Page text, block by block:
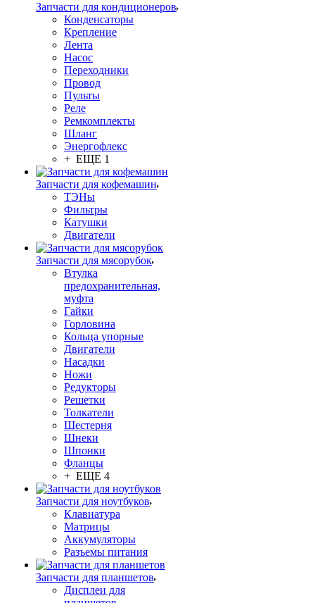
Запчасти для кондиционеров
Конденсаторы
Крепление
Лента
Насос
Переходники
Провод
Пульты
Реле
Ремкомплекты
Шланг
Энергофлекс
+ ЕЩЕ 1
Запчасти для кофемашин
ТЭНы
Фильтры
Катушки
Двигатели
Запчасти для мясорубок
Втулка
предохранительная,
муфта
Гайки
Горловина
Кольца упорные
Двигатели
Насадки
Ножи
Редукторы
Решетки
Толкатели
Шестерня
Шнеки
Шпонки
Фланцы
+ ЕЩЕ 4
Запчасти для ноутбуков
Клавиатура
Матрицы
Аккумуляторы
Разъемы питания
Запчасти для планшетов
Дисплеи для